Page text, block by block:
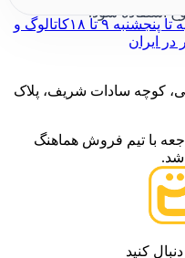
استفاده شود.
۹ تا ۱۸
کاتالوگ و
در ایران
کوچه سادات شریف، پلاک
با تیم فروش هماهنگ
کنید